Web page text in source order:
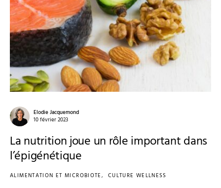
Elodie Jacquemond
10 février 2023
La nutrition joue un rôle important dans
l’épigénétique
ALIMENTATION ET MICROBIOTE CULTURE WELLNESS